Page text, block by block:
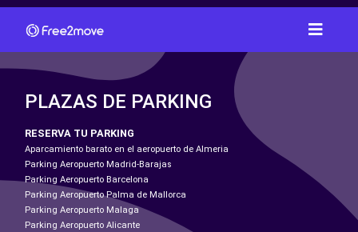
PLAZAS DE PARKING
RESERVA TU PARKING
Aparcamiento barato en el aeropuerto de Almeria
Parking Aeropuerto Madrid-Barajas
Parking Aeropuerto Barcelona
Parking Aeropuerto Palma de Mallorca
Parking Aeropuerto Malaga
Parking Aeropuerto Alicante